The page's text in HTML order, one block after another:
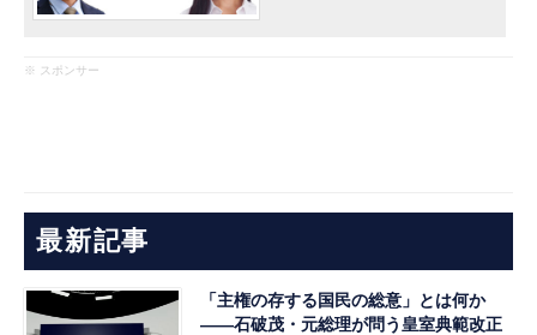
※ スポンサー
最新記事
「主権の存する国民の総意」とは何か
――石破茂・元総理が問う皇室典範改正